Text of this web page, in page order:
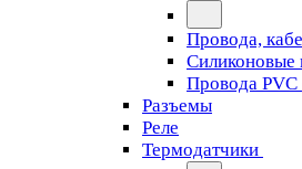
Провода,
Силиконовые
Провода
Разъемы
Реле
Термодатчики